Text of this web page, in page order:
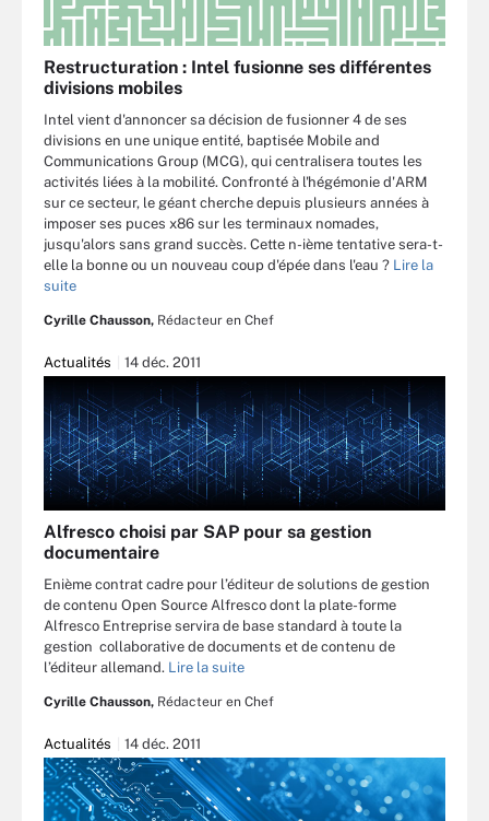
Restructuration : Intel fusionne ses différentes
divisions mobiles
Intel vient d'annoncer sa décision de fusionner 4 de ses
divisions en une unique entité, baptisée Mobile and
Communications Group (MCG), qui centralisera toutes les
activités liées à la mobilité. Confronté à l'hégémonie d'ARM
sur ce secteur, le géant cherche depuis plusieurs années à
imposer ses puces x86 sur les terminaux nomades,
jusqu'alors sans grand succès. Cette n-ième tentative sera-t-
elle la bonne ou un nouveau coup d'épée dans l'eau ? Lire la
suite
Cyrille Chausson, Rédacteur en Chef
Actualités 14 déc. 2011
Alfresco choisi par SAP pour sa gestion
documentaire
Enième contrat cadre pour l’éditeur de solutions de gestion
de contenu Open Source Alfresco dont la plate-forme
Alfresco Entreprise servira de base standard à toute la
gestion collaborative de documents et de contenu de
l’éditeur allemand. Lire la suite
Cyrille Chausson, Rédacteur en Chef
Actualités 14 déc. 2011